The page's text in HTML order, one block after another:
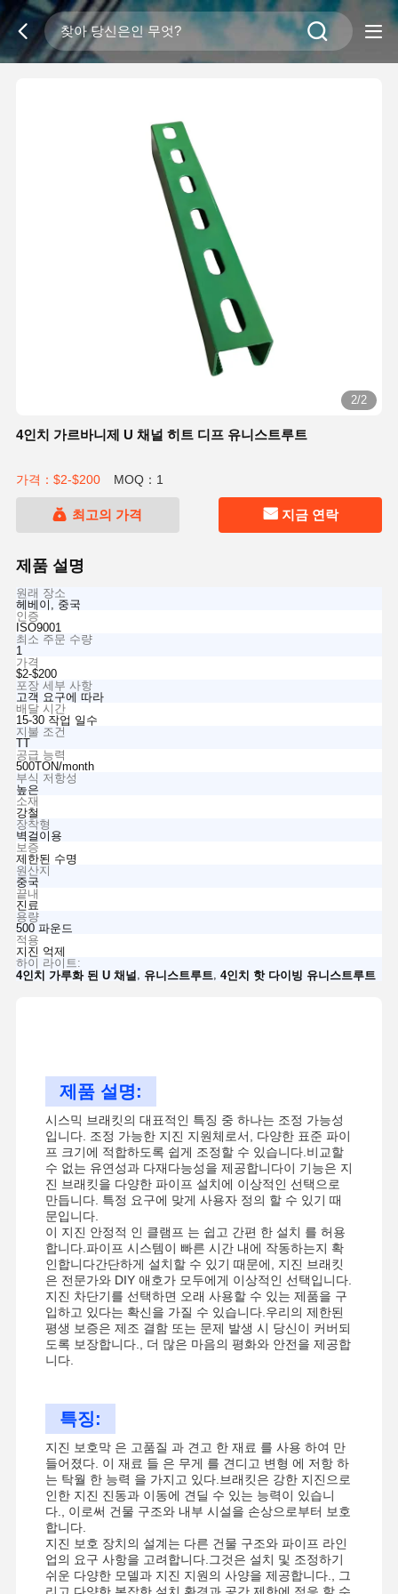
2/2
4인치 가르바니제 U 채널 히트 디프 유니스트루트
가격：$2-$200 MOQ：1
최고의 가격 지금 연락
제품 설명
원래 장소
헤베이, 중국
인증
ISO9001
최소 주문 수량
1
가격
$2-$200
포장 세부 사항
고객 요구에 따라
배달 시간
15-30 작업 일수
지불 조건
TT
공급 능력
500TON/month
부식 저항성
높은
소재
강철
장착형
벽걸이용
보증
제한된 수명
원산지
중국
끝내
진료
용량
500 파운드
적용
지진 억제
하이 라이트:
4인치 가루화 된 U 채널
유니스트루트 4인치 핫 다이빙 유니스트루트
제품 설명:
시스믹 브래킷의 대표적인 특징 중 하나는 조정 가능성
입니다. 조정 가능한 지진 지원체로서, 다양한 표준 파이
프 크기에 적합하도록 쉽게 조정할 수 있습니다.비교할
수 없는 유연성과 다재다능성을 제공합니다이 기능은 지
진 브래킷을 다양한 파이프 설치에 이상적인 선택으로
만듭니다. 특정 요구에 맞게 사용자 정의 할 수 있기 때
문입니다.
이 지진 안정적 인 클램프 는 쉽고 간편 한 설치 를 허용
합니다.파이프 시스템이 빠른 시간 내에 작동하는지 확
인합니다간단하게 설치할 수 있기 때문에, 지진 브래킷
은 전문가와 DIY 애호가 모두에게 이상적인 선택입니다.
지진 차단기를 선택하면 오래 사용할 수 있는 제품을 구
입하고 있다는 확신을 가질 수 있습니다.우리의 제한된
평생 보증은 제조 결함 또는 문제 발생 시 당신이 커버되
도록 보장합니다., 더 많은 마음의 평화와 안전을 제공합
니다.
특징:
지진 보호막 은 고품질 과 견고 한 재료 를 사용 하여 만
들어졌다. 이 재료 들 은 무게 를 견디고 변형 에 저항 하
는 탁월 한 능력 을 가지고 있다.브래킷은 강한 지진으로
인한 지진 진동과 이동에 견딜 수 있는 능력이 있습니
다., 이로써 건물 구조와 내부 시설을 손상으로부터 보호
합니다.
지진 보호 장치의 설계는 다른 건물 구조와 파이프 라인
업의 요구 사항을 고려합니다.그것은 설치 및 조정하기
쉬운 다양한 모델과 지진 지원의 사양을 제공합니다., 그
리고 다양한 복잡한 설치 환경과 공간 제한에 적응 할 수